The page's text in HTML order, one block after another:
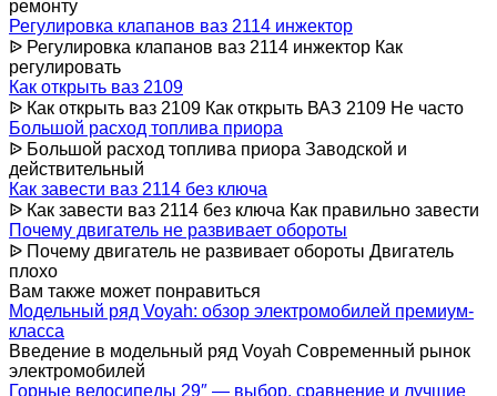
ремонту
Регулировка клапанов ваз 2114 инжектор
ᐉ Регулировка клапанов ваз 2114 инжектор Как
регулировать
Как открыть ваз 2109
ᐉ Как открыть ваз 2109 Как открыть ВАЗ 2109 Не часто
Большой расход топлива приора
ᐉ Большой расход топлива приора Заводской и
действительный
Как завести ваз 2114 без ключа
ᐉ Как завести ваз 2114 без ключа Как правильно завести
Почему двигатель не развивает обороты
ᐉ Почему двигатель не развивает обороты Двигатель
плохо
Вам также может понравиться
Модельный ряд Voyah: обзор электромобилей премиум-
класса
Введение в модельный ряд Voyah Современный рынок
электромобилей
Горные велосипеды 29″ — выбор, сравнение и лучшие